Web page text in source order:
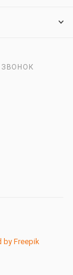
ЗВОНОК
by Freepik